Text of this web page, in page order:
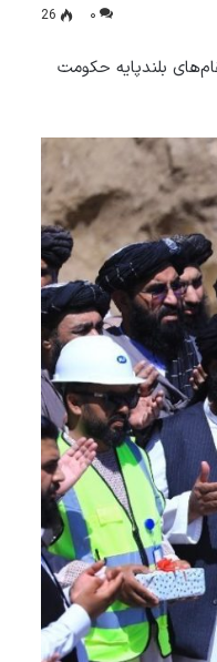
۰ 26
بلندپایه حکومت